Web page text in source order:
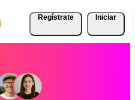
Regístrate Iniciar